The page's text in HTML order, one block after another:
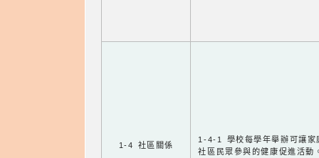
1-4 社區關係
1-4-1 學校每學年舉辦可讓家
社區民眾參與的健康促進活動